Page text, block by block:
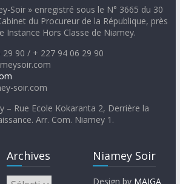
Soir » enregistré sous le N° 3665 du 30
du Procureur de la République, près
Instance Hors Classe de Niamey.
90 / + 227 94 06 29 90
soir.com
– Rue Ecole Kokaranta 2, Derrière la
Arr. Com. Niamey 1.
Archives Niamey Soir
Design by MAIGA